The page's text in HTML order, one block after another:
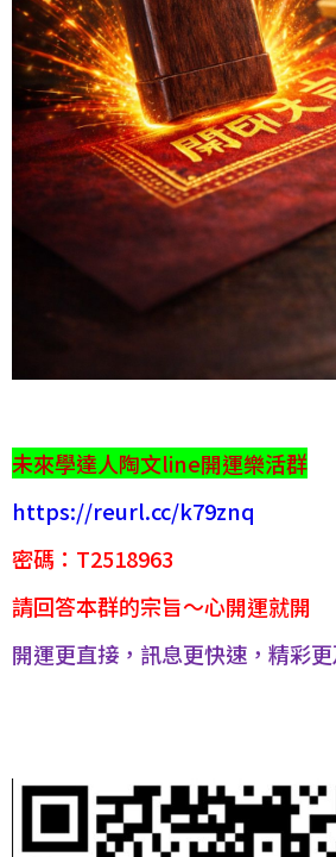
未來學達人陶文line開運樂活群
https://reurl.cc/k79znq
密碼：T2518963
請回答本群的宗旨～心開運就開
開運更直接，訊息更快速，精彩